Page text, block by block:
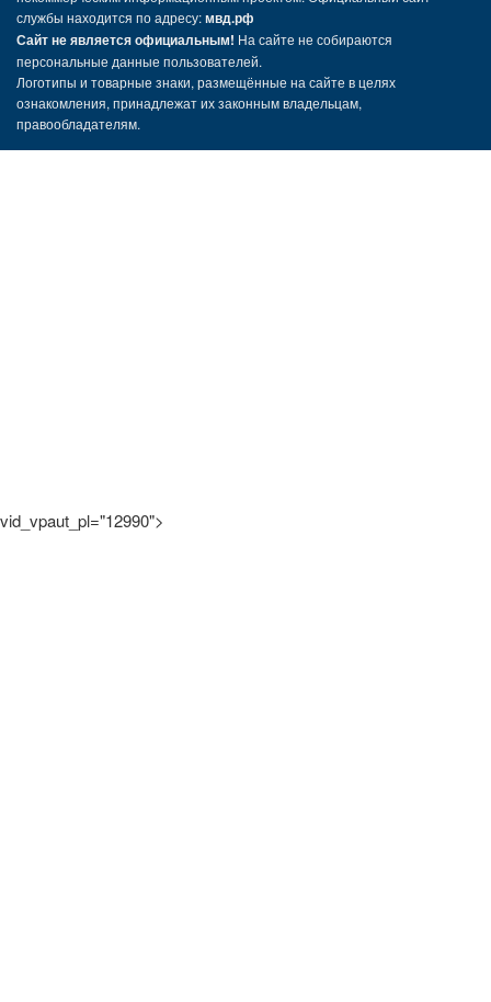
службы находится по адресу:мвд.рф
Сайт не является официальным! На сайте не собираются
персональные данные пользователей.
Логотипы и товарные знаки, размещённые на сайте в целях
ознакомления, принадлежат их законным владельцам,
правообладателям.
vid_vpaut_pl="12990">